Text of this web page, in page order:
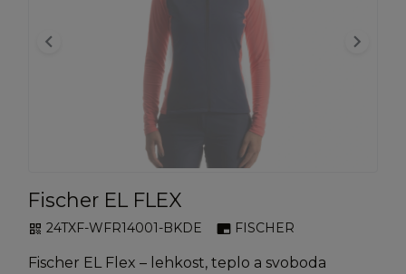
keyboard_arrow_left keyboard_arrow_right
Fischer EL FLEX
qr_code 24TXF-WFR14001-BKDE branding_watermark FISCHER
Fischer EL Flex – lehkost, teplo a svoboda